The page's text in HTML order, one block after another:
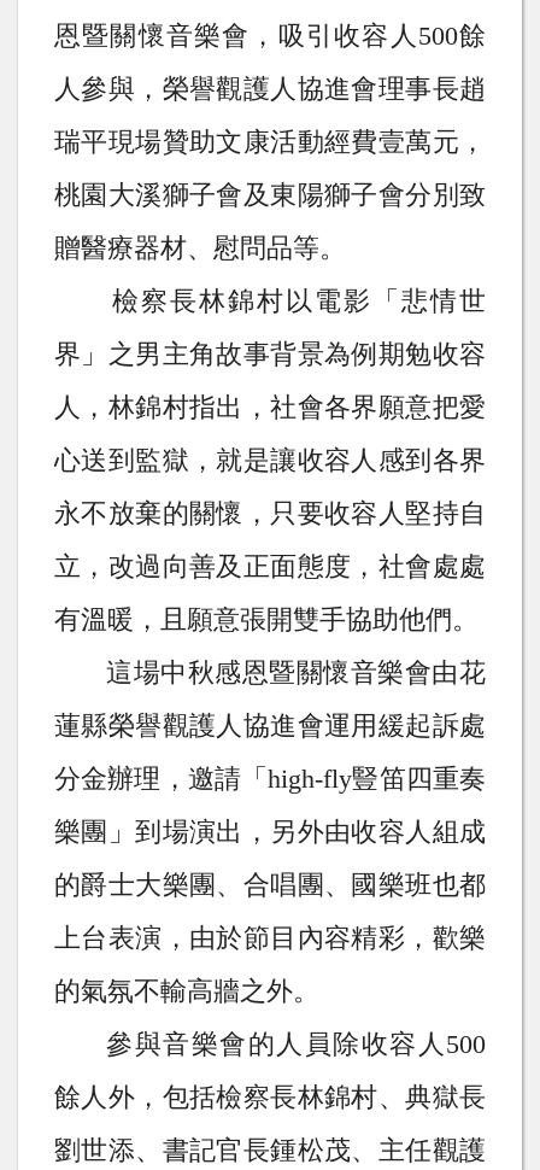
恩暨關懷音樂會，吸引收容人 500餘
人參與，榮譽觀護人協進會理事長趙
瑞平現場贊助文康活動經費壹萬元，
桃園大溪獅子會及東陽獅子會分別致
贈醫療器材、慰問品等。
檢察長林錦村以電影「悲情世
界」之男主角故事背景為例期勉收容
人，林錦村指出，社會各界願意把愛
心送到監獄，就是讓收容人感到各界
永不放棄的關懷 ，只要收容人堅持自
立，改過向善及正面態度，社會處處
有溫暖，且願意張開雙手協助他們。
這場中秋感恩暨關懷音樂會由花
蓮縣榮譽觀護人協進會運用緩起訴處
分金辦理，邀請 「high-fly豎笛四重奏
樂團」到場演出，另外由收容人組成
的爵士大樂團、合唱團、國樂班也都
上台表演，由於節目內容精彩，歡樂
的氣氛不輸高牆之外。
參與音樂會的人員除收容人 500
餘人外，包括檢察長林錦村、典獄長
劉世添、書記官長鍾松茂、 主任觀護